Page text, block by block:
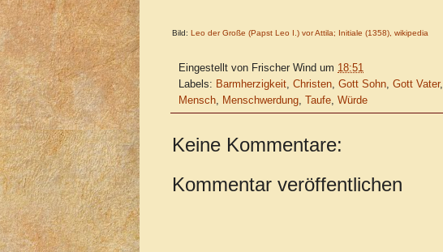
Bild: Leo der Große (Papst Leo I.) vor Attila; Initiale (1358), wikipedia
Eingestellt von Frischer Wind um 18:51
Labels: Barmherzigkeit, Christen, Gott Sohn, Gott Vater,
Mensch, Menschwerdung, Taufe, Würde
Keine Kommentare:
Kommentar veröffentlichen